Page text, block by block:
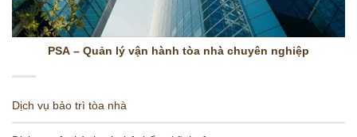
PSA – Quản lý vận hành tòa nhà chuyên nghiệp
Dịch vụ bảo trì tòa nhà